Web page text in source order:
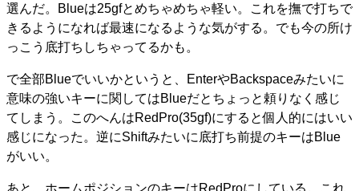
選んだ。Blueは25gfとめちゃめちゃ軽い。これを撫で打ちで
きるようになれば最速になるような気がする。でも今の所け
っこう底打ちしちゃってるかも。
で全部Blueでいいかというと、EnterやBackspaceみたいに
意味の強いキーに関してはBlueだとちょっと頼りなく感じ
てしまう。このへんはRedPro(35gf)にすると個人的にはいい
感じになった。逆にShiftみたいに底打ち前提のキーはBlue
がいい。
あと、ホームポジションのキーはRedProにしている。これ